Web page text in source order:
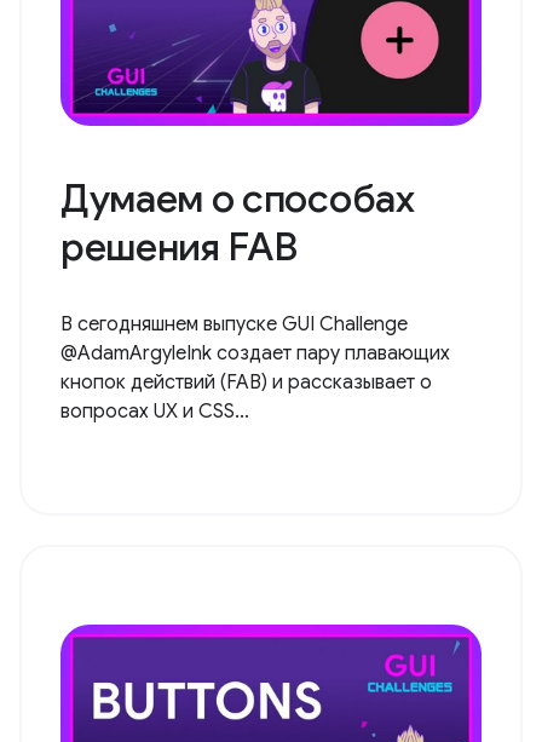
Думаем о способах
решения FAB
В сегодняшнем выпуске GUI Challenge
@AdamArgyleInk создает пару плавающих
кнопок действий (FAB) и рассказывает о
вопросах UX и CSS...